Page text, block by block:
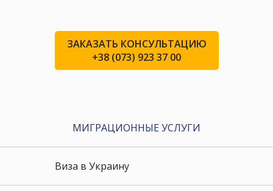
ЗАКАЗАТЬ КОНСУЛЬТАЦИЮ
+38 (073) 923 37 00
МИГРАЦИОННЫЕ УСЛУГИ
Виза в Украину